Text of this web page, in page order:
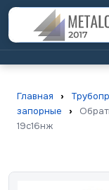
Главная ›
запорные
›
19с16нж